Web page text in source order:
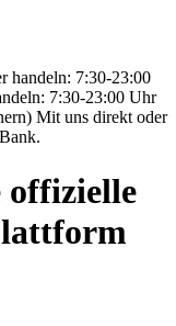
handeln: 7:30-23:00
7:30-23:00 Uhr
Mit uns direkt oder
offizielle